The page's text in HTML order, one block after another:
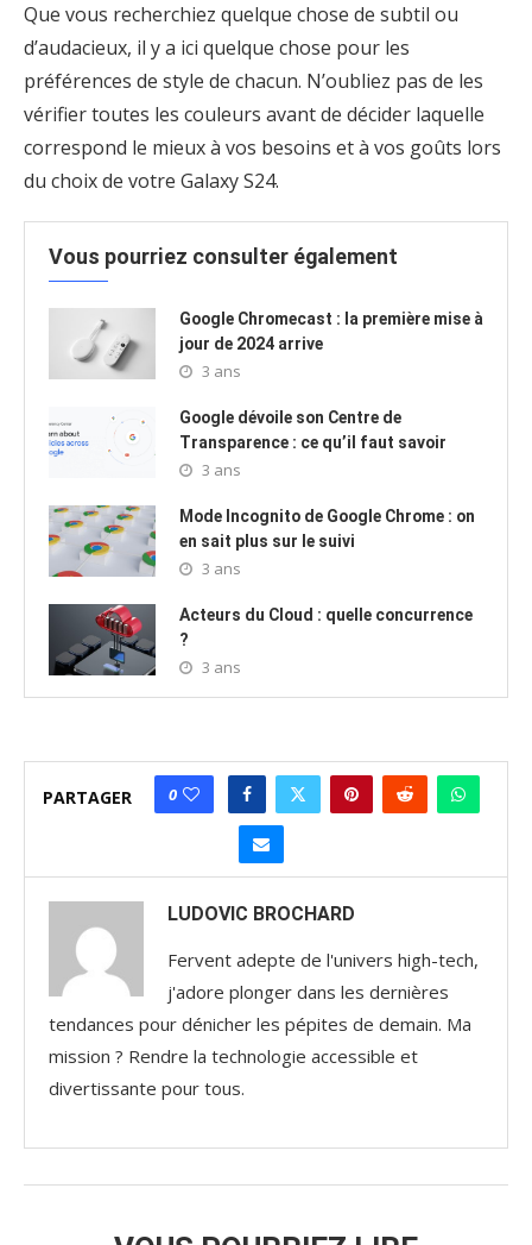
Que vous recherchiez quelque chose de subtil ou
d’audacieux, il y a ici quelque chose pour les
préférences de style de chacun. N’oubliez pas de les
vérifier toutes les couleurs avant de décider laquelle
correspond le mieux à vos besoins et à vos goûts lors
du choix de votre Galaxy S24.
Vous pourriez consulter également
Google Chromecast : la première mise à
jour de 2024 arrive
3 ans
Google dévoile son Centre de
Transparence : ce qu’il faut savoir
3 ans
Mode Incognito de Google Chrome : on
en sait plus sur le suivi
3 ans
Acteurs du Cloud : quelle concurrence
?
3 ans
PARTAGER 0
LUDOVIC BROCHARD
Fervent adepte de l'univers high-tech,
j'adore plonger dans les dernières
tendances pour dénicher les pépites de demain. Ma
mission ? Rendre la technologie accessible et
divertissante pour tous.